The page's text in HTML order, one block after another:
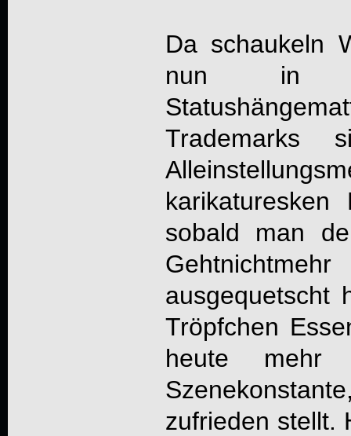
Da schaukeln
nun in
Trademarks
sobald man
ausgequetscht
Tröpfchen
heute
zufrieden stellt.